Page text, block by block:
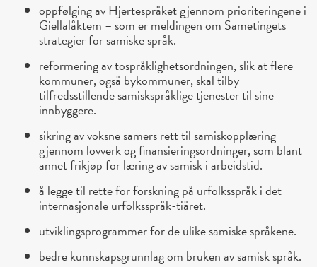
oppfølging av Hjertespråket gjennom prioriteringene i
Giellalåktem – som er meldingen om Sametingets
strategier for samiske språk.
reformering av tospråklighetsordningen, slik at flere
kommuner, også bykommuner, skal tilby
tilfredsstillende samiskspråklige tjenester til sine
innbyggere.
sikring av voksne samers rett til samiskopplæring
gjennom lovverk og finansieringsordninger, som blant
annet frikjøp for læring av samisk i arbeidstid.
å legge til rette for forskning på urfolksspråk i det
internasjonale urfolksspråk-tiåret.
utviklingsprogrammer for de ulike samiske språkene.
bedre kunnskapsgrunnlag om bruken av samisk språk.